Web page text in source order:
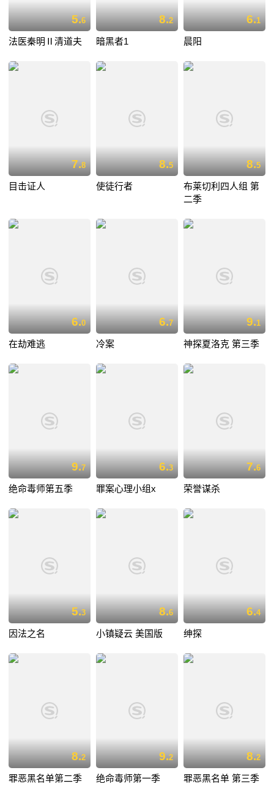
5.6
法医秦明Ⅱ清道夫
8.2
暗黑者1
6.1
晨阳
7.8
目击证人
8.5
使徒行者
8.5
布莱切利四人组 第
二季
6.0
在劫难逃
6.7
冷案
9.1
神探夏洛克 第三季
9.7
绝命毒师第五季
6.3
罪案心理小组x
7.6
荣誉谋杀
5.3
因法之名
8.6
小镇疑云 美国版
6.4
绅探
8.2
罪恶黑名单第二季
9.2
绝命毒师第一季
8.2
罪恶黑名单 第三季